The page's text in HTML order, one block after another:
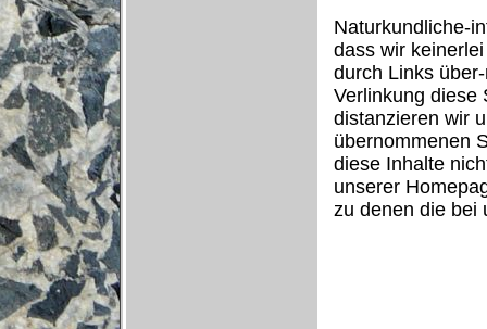
Naturkundliche-
dass wir
durch Links
Verlinkung diese
distanzieren wir
übernommenen
diese Inhalte
unserer
zu denen die bei